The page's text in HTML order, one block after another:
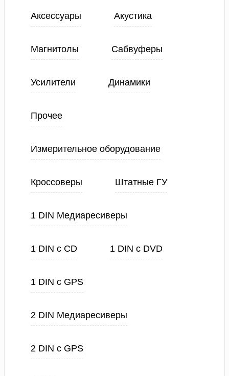
Аксессуары Акустика
Магнитолы Сабвуферы
Усилители Динамики
Прочее
Измерительное оборудование
Кроссоверы Штатные ГУ
1 DIN Медиаресиверы
1 DIN с CD 1 DIN с DVD
1 DIN с GPS
2 DIN Медиаресиверы
2 DIN с GPS